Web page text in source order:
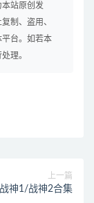
站原创发
制、盗用、
台。如若本
理。
上一篇
战神1/战神2合集